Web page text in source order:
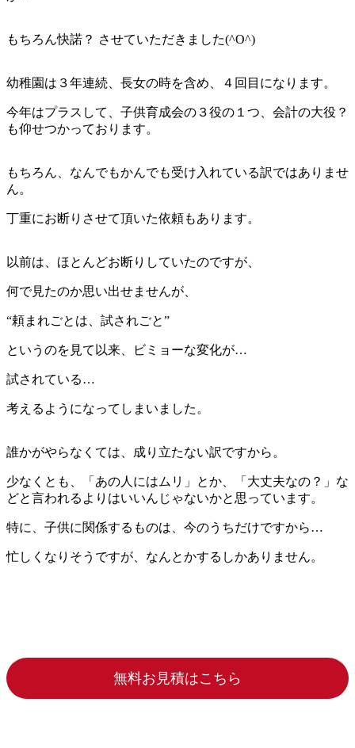
もちろん快諾？ させていただきました(^O^)
幼稚園は３年連続、長女の時を含め、４回目になります。
今年はプラスして、子供育成会の３役の１つ、会計の大役？
も仰せつかっております。
もちろん、なんでもかんでも受け入れている訳ではありませ
ん。
丁重にお断りさせて頂いた依頼もあります。
以前は、ほとんどお断りしていたのですが、
何で見たのか思い出せませんが、
“頼まれごとは、試されごと”
というのを見て以来、ビミョーな変化が…
試されている…
考えるようになってしまいました。
誰かがやらなくては、成り立たない訳ですから。
少なくとも、「あの人にはムリ」とか、「大丈夫なの？」な
どと言われるよりはいいんじゃないかと思っています。
特に、子供に関係するものは、今のうちだけですから…
忙しくなりそうですが、なんとかするしかありません。
無料お見積はこちら